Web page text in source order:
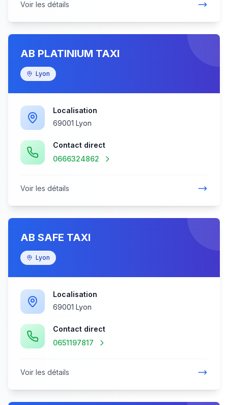
Voir les détails
AB PLATINIUM TAXI
Lyon
Localisation
69001 Lyon
Contact direct
0666324862
Voir les détails
AB SAFE TAXI
Lyon
Localisation
69001 Lyon
Contact direct
0651197817
Voir les détails